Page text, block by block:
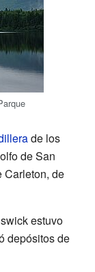
de los
de San
Carleton, de
estuvo
depósitos de